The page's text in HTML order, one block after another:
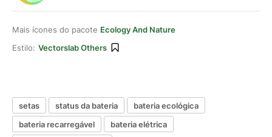
Mais ícones do pacote Ecology And Nature
Estilo: Vectorslab Others
setas status da bateria
bateria ecológica
bateria recarregável
bateria elétrica